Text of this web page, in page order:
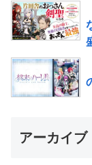
アーカイブ